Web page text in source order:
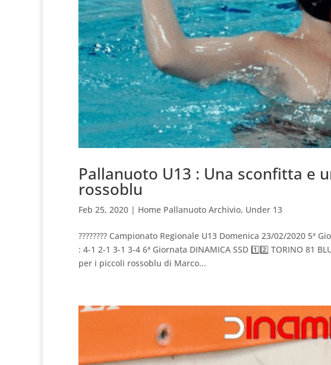
Pallanuoto U13 : Una sconfitta e
rossoblu
Feb 25, 2020 | Home Pallanuoto Archivio, Under 13
???????? Campionato Regionale U13 Domenica 23/02/2020 5ª
: 4-1 2-1 3-1 3-4 6ª Giornata DINAMICA SSD 1️⃣2️⃣ TORINO 81
per i piccoli rossoblu di Marco...